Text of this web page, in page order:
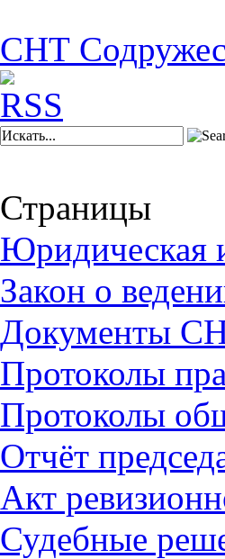
СНТ
Страницы
Юридическая
Закон о
Документы
Протоколы
Протоколы
Отчёт
Акт
Судебные